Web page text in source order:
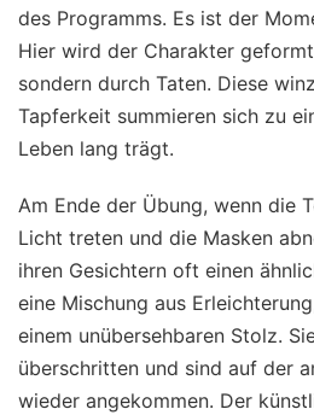
des Programms. Es ist der
Hier wird der Charakter
sondern durch Taten. Diese
Tapferkeit summieren sich zu
Leben lang trägt.
Am Ende der Übung, wenn die
Licht treten und die Masken
ihren Gesichtern oft einen
eine Mischung aus
einem unübersehbaren Stolz.
überschritten und sind auf der
wieder angekommen. Der